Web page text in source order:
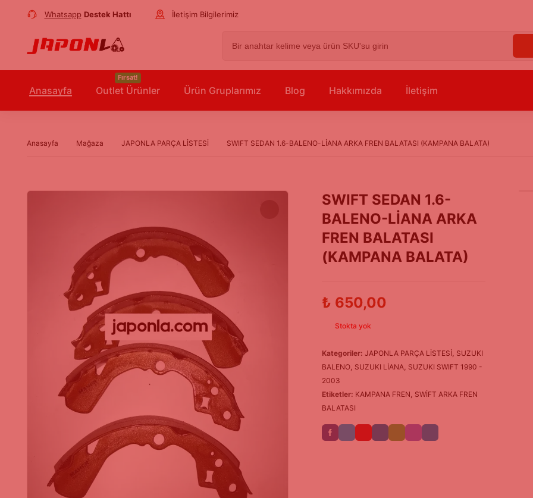
Whatsapp Destek Hattı İletişim Bilgilerimiz
Anasayfa Outlet Ürünler
Fırsat!
Ürün Gruplarımız Blog Hakkımızda İletişim
Anasayfa Mağaza JAPONLA PARÇA LİSTESİ SWIFT SEDAN 1.6-BALENO-LİANA ARKA FREN BALATASI (KAMPANA BALATA)
SWIFT SEDAN 1.6-
BALENO-LİANA ARKA
FREN BALATASI
(KAMPANA BALATA)
₺ 650,00
Stokta yok
Kategoriler: JAPONLA PARÇA LİSTESİ, SUZUKI
BALENO, SUZUKI LİANA, SUZUKI SWIFT 1990 -
2003
Etiketler: KAMPANA FREN, SWİFT ARKA FREN
BALATASI